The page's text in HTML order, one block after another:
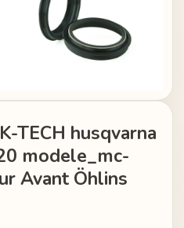
TECH husqvarna
modele_mc-
Avant Öhlins